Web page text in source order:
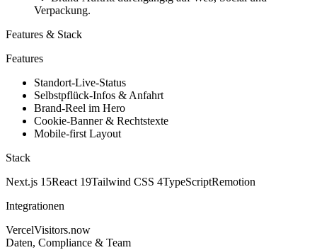
Verpackung.
Features & Stack
Features
Standort-Live-Status
Selbstpflück-Infos & Anfahrt
Brand-Reel im Hero
Cookie-Banner & Rechtstexte
Mobile-first Layout
Stack
Next.js 15React 19Tailwind CSS 4TypeScriptRemotion
Integrationen
VercelVisitors.now
Daten, Compliance & Team